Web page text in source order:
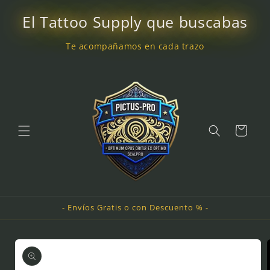
directamente
al contenido
El Tattoo Supply que buscabas
Te acompañamos en cada trazo
Carrito
- Envíos Gratis o con Descuento % -
directamente
información